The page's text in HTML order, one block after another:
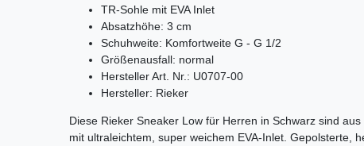
TR-Sohle mit EVA Inlet
Absatzhöhe: 3 cm
Schuhweite: Komfortweite G - G 1/2
Größenausfall: normal
Hersteller Art. Nr.: U0707-00
Hersteller: Rieker
Diese Rieker Sneaker Low für Herren in Schwarz sind
mit ultraleichtem, super weichem EVA-Inlet. Gepolsterte,